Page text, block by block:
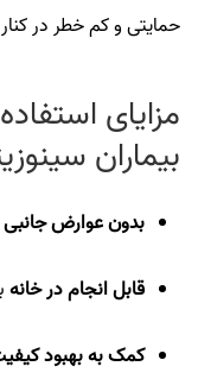
حمایتی و کم‌ خطر در
مزایای
بیماران
بدون عوارض
قابل انجام در خانه
کمک به بهبود